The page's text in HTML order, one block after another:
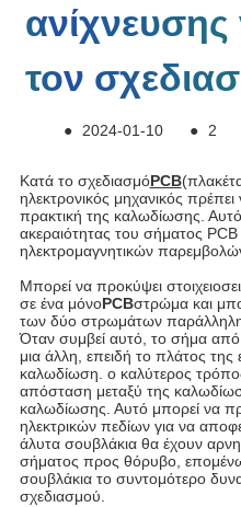
ανίχνευσης
τον
● 2024-01-10 ● 2
Κατά το σχεδιασμόPCB
ηλεκτρονικός μηχανικός πρέπει
πρακτική της καλωδίωσης.
ακεραιότητας του σήματος
ηλεκτρομαγνητικών
Μπορεί να προκύψει
σε ένα μόνοPCBστρώμα και
των δύο στρωμάτων
Όταν συμβεί αυτό, το σήμα
μια άλλη, επειδή το πλάτος της
καλωδίωση. ο καλύτερος
απόσταση μεταξύ της
καλωδίωσης. Αυτό μπορεί να
ηλεκτρικών πεδίων για να
άλυτα σουβλάκια θα έχουν
σήματος προς θόρυβο,
σουβλάκια το συντομότερο
σχεδιασμού.